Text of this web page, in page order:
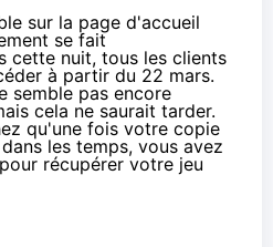
sur la page d'accueil
se fait
cette nuit, tous les clients
à partir du 22 mars.
semble pas encore
cela ne saurait tarder.
qu'une fois votre copie
les temps, vous avez
récupérer votre jeu